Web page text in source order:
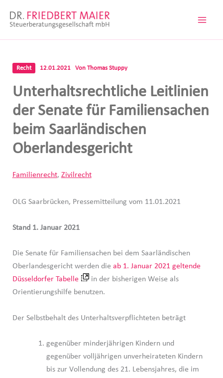
Inhalt
Recht 12.01.2021 Von Thomas Stuppy
Unterhaltsrechtliche Leitlinien
der Senate für Familiensachen
beim Saarländischen
Oberlandesgericht
Familienrecht, Zivilrecht
OLG Saarbrücken, Pressemitteilung vom 11.01.2021
Stand 1. Januar 2021
Die Senate für Familiensachen bei dem Saarländischen
Oberlandesgericht werden die ab 1. Januar 2021 geltende
Düsseldorfer Tabelle
in der bisherigen Weise als
Orientierungshilfe benutzen.
Der Selbstbehalt des Unterhaltsverpflichteten beträgt
gegenüber minderjährigen Kindern und
gegenüber volljährigen unverheirateten Kindern
bis zur Vollendung des 21. Lebensjahres, die im